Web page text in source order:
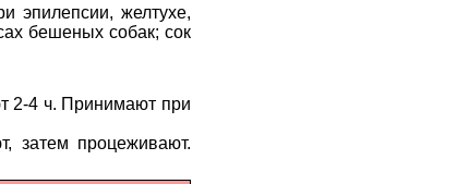
эпилепсии, желтухе,
бешеных собак; сок
2-4 ч. Принимают при
затем процеживают.